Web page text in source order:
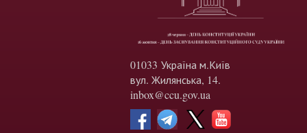
01033 Україна м.Київ
вул. Жилянська, 14.
inbox@ccu.gov.ua